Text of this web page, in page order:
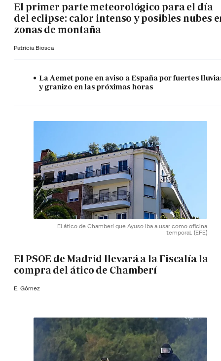
El primer parte meteorológico para el día
del eclipse: calor intenso y posibles nubes
zonas de montaña
Patricia Biosca
La Aemet pone en aviso a España por fuertes
y granizo en las próximas horas
El ático de Chamberí que Ayuso iba a usar como oficina
temporal. (EFE)
El PSOE de Madrid llevará a la Fiscalía la
compra del ático de Chamberí
E. Gómez